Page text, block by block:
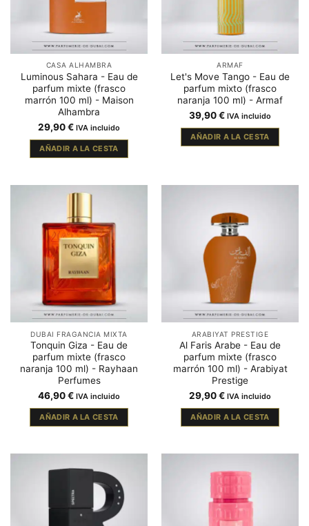
CASA ALHAMBRA
Luminous Sahara - Eau de
parfum mixte (frasco
marrón 100 ml) - Maison
Alhambra
29,90€ IVA incluido
AÑADIR A LA CESTA
ARMAF
Let's Move Tango - Eau de
parfum mixto (frasco
naranja 100 ml) - Armaf
39,90€ IVA incluido
AÑADIR A LA CESTA
DUBAI FRAGANCIA MIXTA
Tonquin Giza - Eau de
parfum mixte (frasco
naranja 100 ml) - Rayhaan
Perfumes
46,90€ IVA incluido
AÑADIR A LA CESTA
ARABIYAT PRESTIGE
Al Faris Arabe - Eau de
parfum mixte (frasco
marrón 100 ml) - Arabiyat
Prestige
29,90€ IVA incluido
AÑADIR A LA CESTA